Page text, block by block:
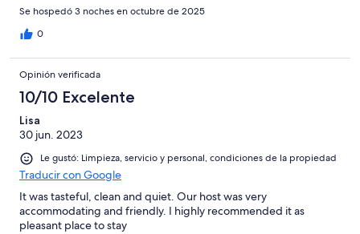
Se hospedó 3 noches en octubre de 2025
0
Opinión verificada
10/10 Excelente
Lisa
30 jun. 2023
Le gustó: Limpieza, servicio y personal, condiciones de la propiedad
Traducir con Google
It was tasteful, clean and quiet. Our host was very
accommodating and friendly. I highly recommended it as
pleasant place to stay